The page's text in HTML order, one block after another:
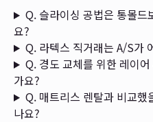
Q. 슬라이싱 공법은 통몰
요?
Q. 라텍스 직거래는 A/S가
Q. 경도 교체를 위한 레이
가요?
Q. 매트리스 렌탈과 비교했
나요?